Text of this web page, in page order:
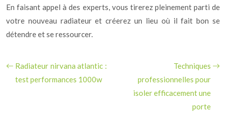
En faisant appel à des experts, vous tirerez pleinement parti de
votre nouveau radiateur et créerez un lieu où il fait bon se
détendre et se ressourcer.
Radiateur nirvana atlantic :
test performances 1000w
Techniques
professionnelles pour
isoler efficacement une
porte